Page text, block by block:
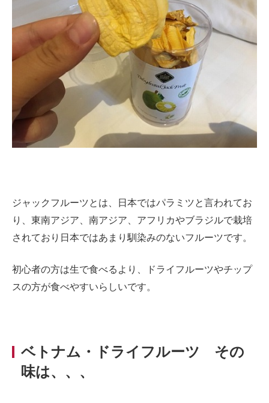
ジャックフルーツとは、日本ではパラミツと言われてお
り、東南アジア、南アジア、アフリカやブラジルで栽培
されており日本ではあまり馴染みのないフルーツです。
初心者の方は生で食べるより、ドライフルーツやチップ
スの方が食べやすいらしいです。
ベトナム・ドライフルーツ その
味は、、 、